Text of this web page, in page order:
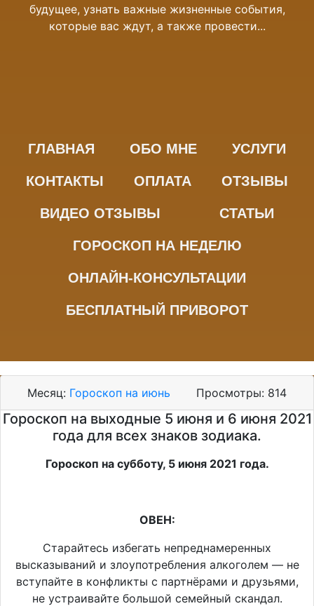
будущее, узнать важные жизненные события,
которые вас ждут, а также провести...
ГЛАВНАЯ ОБО МНЕ УСЛУГИ
КОНТАКТЫ ОПЛАТА ОТЗЫВЫ
ВИДЕО ОТЗЫВЫ СТАТЬИ
ГОРОСКОП НА НЕДЕЛЮ
ОНЛАЙН-КОНСУЛЬТАЦИИ
БЕСПЛАТНЫЙ ПРИВОРОТ
Месяц: Гороскоп на июнь Просмотры: 814
Гороскоп на выходные 5 июня и 6 июня 2021
года для всех знаков зодиака.
Гороскоп на субботу, 5 июня 2021 года.
ОВЕН:
Старайтесь избегать непреднамеренных
высказываний и злоупотребления алкоголем — не
вступайте в конфликты с партнёрами и друзьями,
не устраивайте большой семейный скандал.